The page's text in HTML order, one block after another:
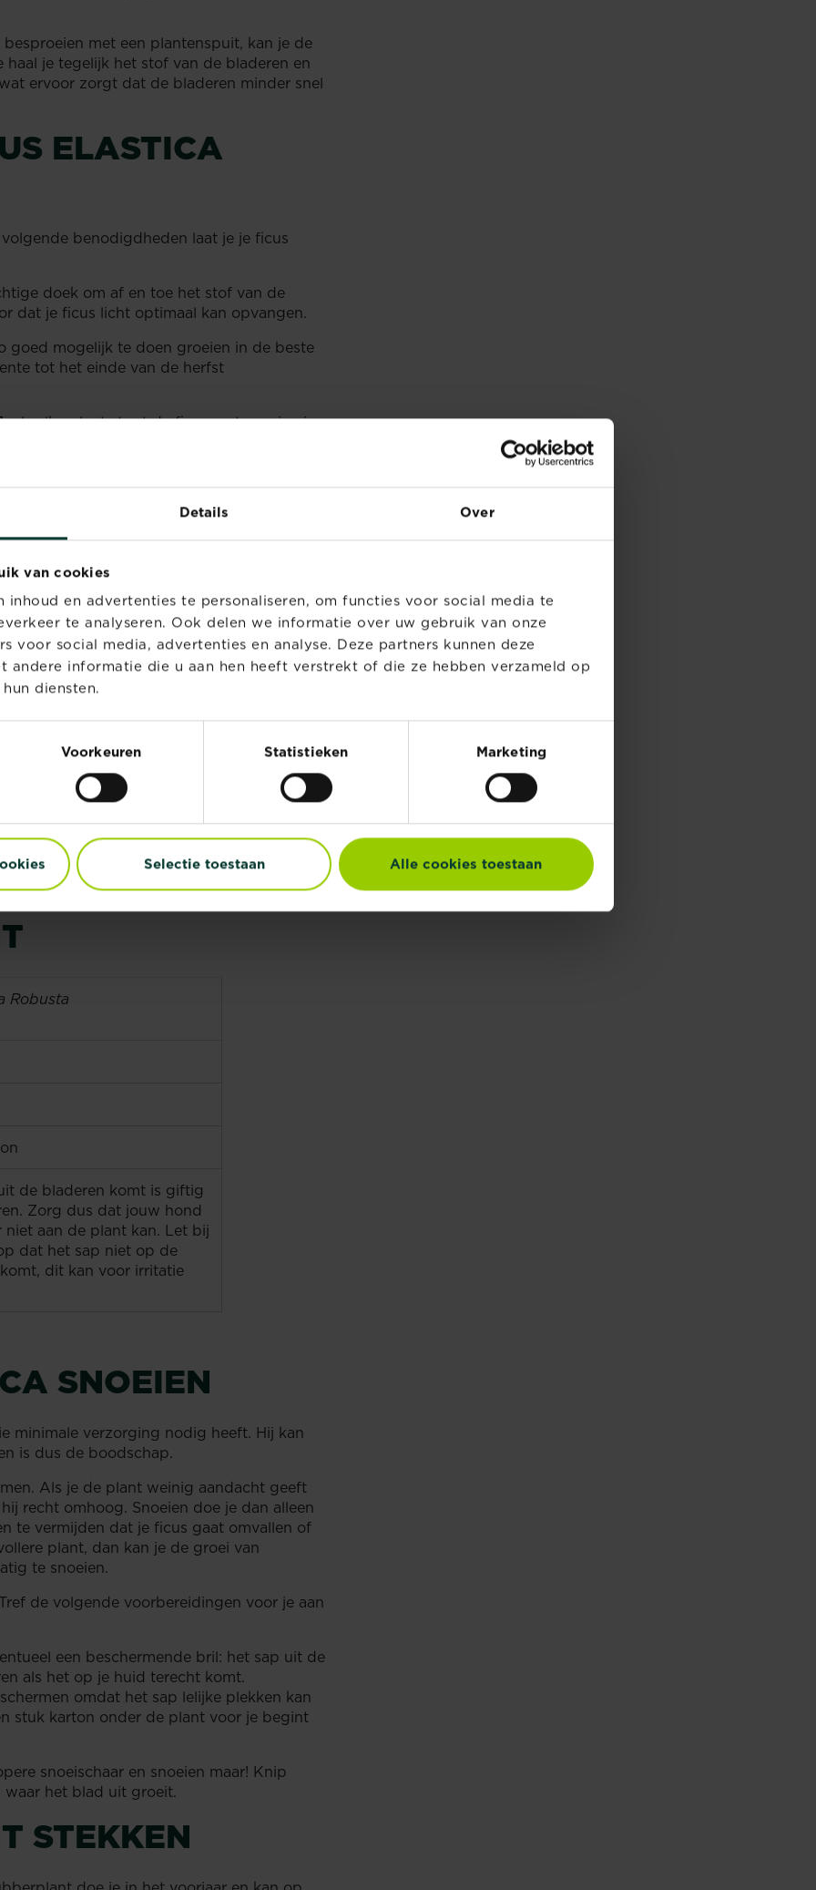
Details Over
van cookies
inhoud en advertenties te personaliseren, om functies voor social media te
te analyseren. Ook delen we informatie over uw gebruik van onze
voor social media, advertenties en analyse. Deze partners kunnen deze
andere informatie die u aan hen heeft verstrekt of die ze hebben verzameld op
diensten.
Voorkeuren Statistieken Marketing
Selectie toestaan Alle cookies toestaan
met een plantenspuit, kan je de
haal je tegelijk het stof van de bladeren en
ervoor zorgt dat de bladeren minder snel
ELASTICA
benodigdheden laat je je ficus
doek om af en toe het stof van de
dat je ficus licht optimaal kan opvangen.
goed mogelijk te doen groeien in de beste
tot het einde van de herfst
elke plant stopt de ficus met groeien in
om de plant af en toe te verpotten.
is dan de oude, anders is de stap te
rotten. Verpotten doe je boven een
krantenpapier. Verwijder de plant
met een plantenschep. Schud de
pot met nieuwe aarde. Gebruik
MIJN
geven er ook al voor zorgt dat hij
zitten verse voedingsstoffen. Het is
als je pas de potgrond hebt
groeispurt neemt, is verse potgrond niet
nodig. Bemesten doe je met
VAN DE
Robusta
de bladeren komt is giftig
Zorg dus dat jouw hond
niet aan de plant kan. Let bij
dat het sap niet op de
dit kan voor irritatie
SNOEIEN
minimale verzorging nodig heeft. Hij kan
is dus de boodschap.
Als je de plant weinig aandacht geeft
recht omhoog. Snoeien doe je dan alleen
te vermijden dat je ficus gaat omvallen of
plant, dan kan je de groei van
te snoeien.
de volgende voorbereidingen voor je aan
een beschermende bril: het sap uit de
als het op je huid terecht komt.
omdat het sap lelijke plekken kan
stuk karton onder de plant voor je begint
snoeischaar en snoeien maar! Knip
het blad uit groeit.
STEKKEN